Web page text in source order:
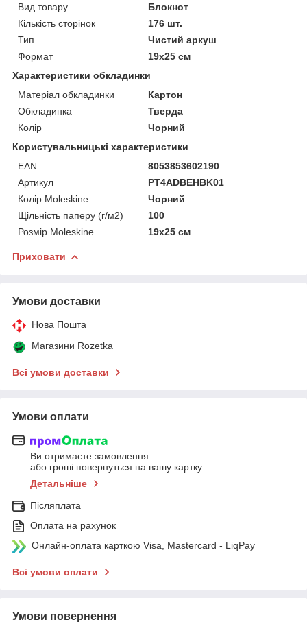
Вид товару
Блокнот
Кількість сторінок
176 шт.
Тип
Чистий аркуш
Формат
19х25 см
Характеристики обкладинки
Матеріал обкладинки
Картон
Обкладинка
Тверда
Колір
Чорний
Користувальницькі характеристики
EAN
8053853602190
Артикул
PT4ADBEHBK01
Колір Moleskine
Чорний
Щільність паперу (г/м2)
100
Розмір Moleskine
19х25 см
Приховати
Умови доставки
Нова Пошта
Магазини Rozetka
Всі умови доставки
Умови оплати
Ви отримаєте замовлення
або гроші повернуться на вашу картку
Детальніше
Післяплата
Оплата на рахунок
Онлайн-оплата карткою Visa, Mastercard - LiqPay
Всі умови оплати
Умови повернення